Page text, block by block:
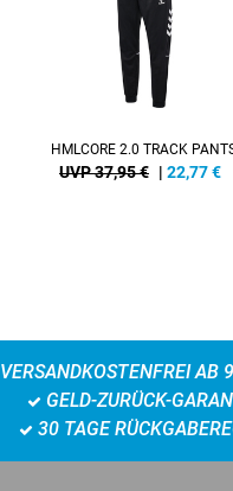
HMLCORE 2.0 TRACK
UVP 37,95 € | 22,77€
VERSANDKOSTENFREI AB
GELD-ZURÜCK-
30 TAGE